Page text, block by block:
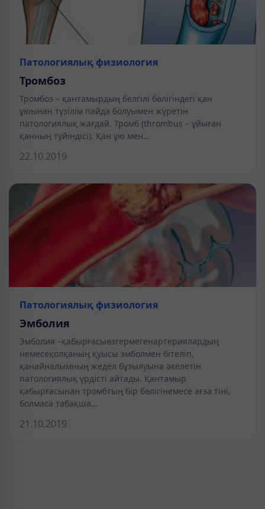
Патологиялық физиология
Тромбоз
Тромбоз – қантамырдың белгілі бөлігіндегі қан
ұюынан түзілім пайда болуымен жүретін
патологиялық жағдай. Тромб (thrombus – ұйыған
қанның түйіндісі). Қан ұю мен…
22.10.2019
Патологиялық физиология
Эмболия
Эмболия –қабырғасыөзгермегенартериялардың
немесеқолқаның қуысы эмболмен бітеліп,
қанайналымның жедел бұзылуына әкелетін
патологиялық үрдісті айтады. Қантамыр
қабырғасынан тромбтың бір бөлігінемесе ағза тіні,
болмаса табақша…
21.10.2019